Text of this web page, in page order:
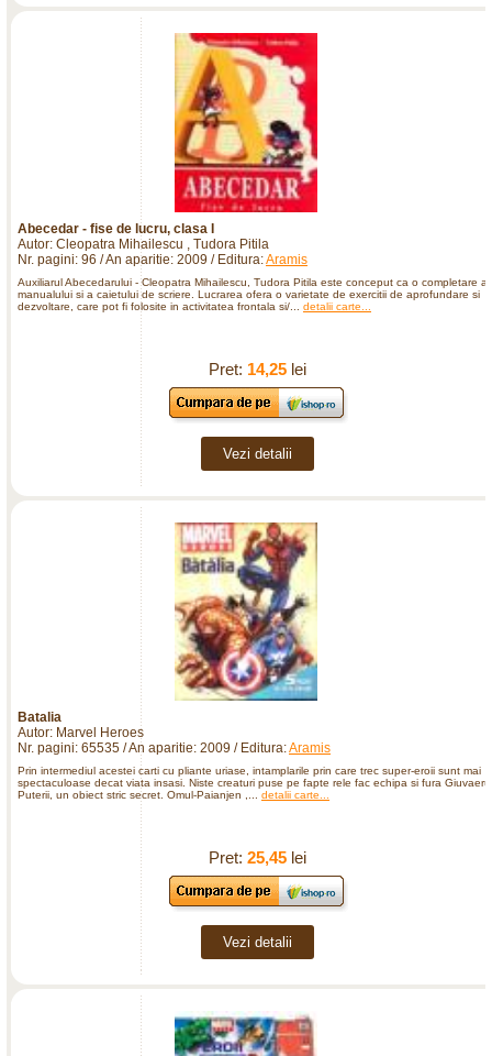
Abecedar - fise de lucru, clasa I
Autor: Cleopatra Mihailescu , Tudora Pitila
Nr. pagini: 96 / An aparitie: 2009 / Editura:Aramis
Auxiliarul Abecedarului - Cleopatra Mihailescu, Tudora Pitila este conceput ca o completare a
manualului si a caietului de scriere. Lucrarea ofera o varietate de exercitii de aprofundare si
dezvoltare, care pot fi folosite in activitatea frontala si/... detalii carte...
Pret: 14,25lei
Vezi detalii
Batalia
Autor: Marvel Heroes
Nr. pagini: 65535 / An aparitie: 2009 / Editura:Aramis
Prin intermediul acestei carti cu pliante uriase, intamplarile prin care trec super-eroii sunt mai
spectaculoase decat viata insasi. Niste creaturi puse pe fapte rele fac echipa si fura Giuvaerul
Puterii, un obiect stric secret. Omul-Paianjen ,... detalii carte...
Pret: 25,45lei
Vezi detalii